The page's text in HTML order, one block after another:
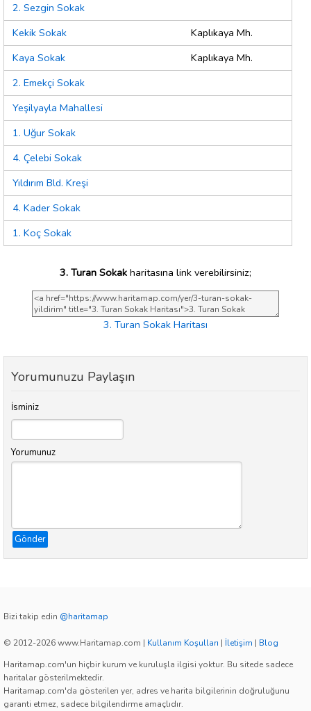
2. Sezgin Sokak
Kekik Sokak
Kaplıkaya Mh.
Kaya Sokak
Kaplıkaya Mh.
2. Emekçi Sokak
Yeşilyayla Mahallesi
1. Uğur Sokak
4. Çelebi Sokak
Yıldırım Bld. Kreşi
4. Kader Sokak
1. Koç Sokak
3. Turan Sokak haritasına link verebilirsiniz;
3. Turan Sokak Haritası
Yorumunuzu Paylaşın
İsminiz
Yorumunuz
Gönder
Bizi takip edin @haritamap
© 2012-2026 www.Haritamap.com | Kullanım Koşulları | İletişim | Blog
Haritamap.com'un hiçbir kurum ve kuruluşla ilgisi yoktur. Bu sitede sadece
haritalar gösterilmektedir.
Haritamap.com'da gösterilen yer, adres ve harita bilgilerinin doğruluğunu
garanti etmez, sadece bilgilendirme amaçlıdır.